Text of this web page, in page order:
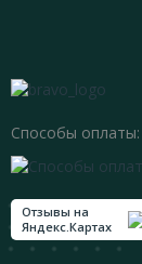
Способы оплаты:
Отзывы на
Яндекс.Картах